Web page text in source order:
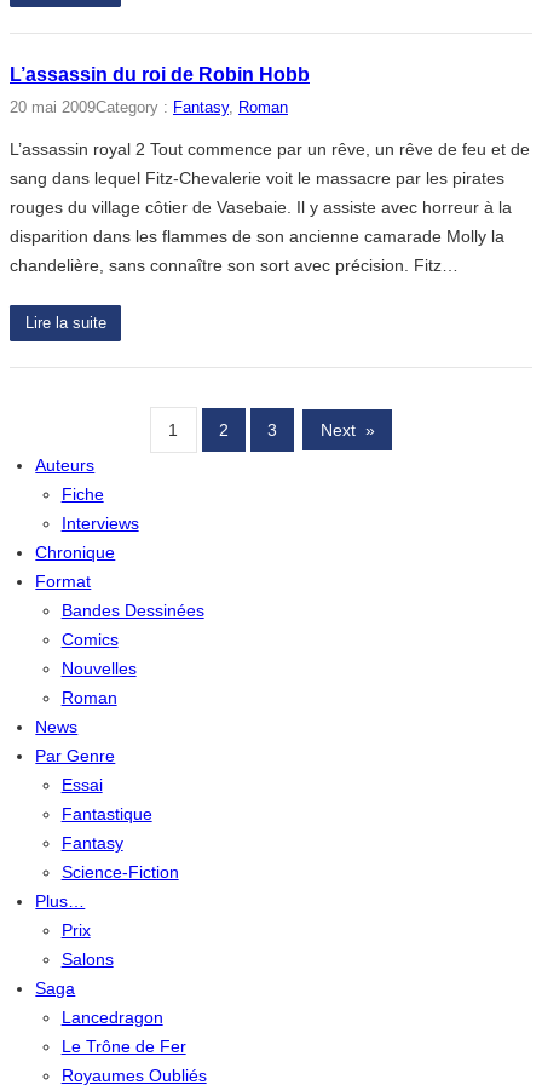
L’assassin du roi de Robin Hobb
20 mai 2009Category : Fantasy, Roman
L’assassin royal 2 Tout commence par un rêve, un rêve de feu et de
sang dans lequel Fitz-Chevalerie voit le massacre par les pirates
rouges du village côtier de Vasebaie. Il y assiste avec horreur à la
disparition dans les flammes de son ancienne camarade Molly la
chandelière, sans connaître son sort avec précision. Fitz…
Lire la suite
1 2 3 Next »
Auteurs
Fiche
Interviews
Chronique
Format
Bandes Dessinées
Comics
Nouvelles
Roman
News
Par Genre
Essai
Fantastique
Fantasy
Science-Fiction
Plus…
Prix
Salons
Saga
Lancedragon
Le Trône de Fer
Royaumes Oubliés